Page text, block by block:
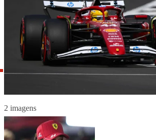
2 imagens